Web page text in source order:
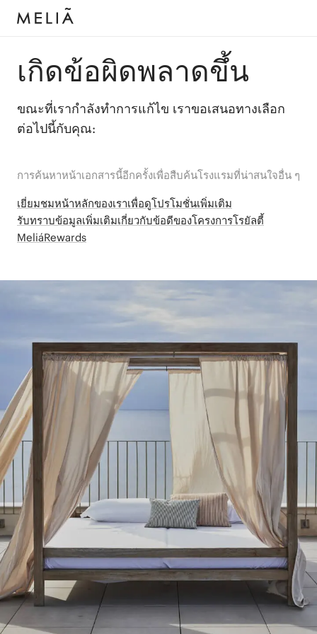
เกิดข้อผิดพลาดขึ้น
ขณะที่เรากำลังทำการแก้ไข เราขอเสนอทางเลือก
ต่อไปนี้กับคุณ:
การค้นหาหน้าเอกสารนี้อีกครั้งเพื่อสืบค้นโรงแรมที่น่าสนใจอื่น ๆ
เยี่ยมชมหน้าหลักของเราเพื่อดูโปรโมชั่นเพิ่มเติม
รับทราบข้อมูลเพิ่มเติมเกี่ยวกับข้อดีของโครงการโรยัลตี้
MeliáRewards